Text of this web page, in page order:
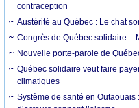
contraception
Austérité au Québec : Le chat
Congrès de Québec solidaire –
Nouvelle porte-parole de
Québec solidaire veut faire
climatiques
Système de santé en